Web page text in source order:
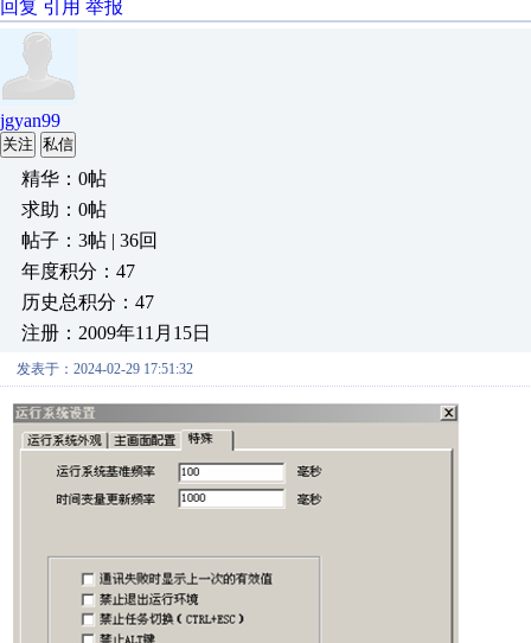
回复 引用 举报
jgyan99
关注 私信
精华：0帖
求助：0帖
帖子：3帖 | 36回
年度积分：47
历史总积分：47
注册：2009年11月15日
发表于：2024-02-29 17:51:32